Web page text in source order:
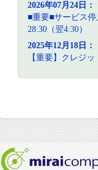
2026年07月24日：
■重要■サービス
28:30（翌4:30）
2025年12月18日：
【重要】クレジ